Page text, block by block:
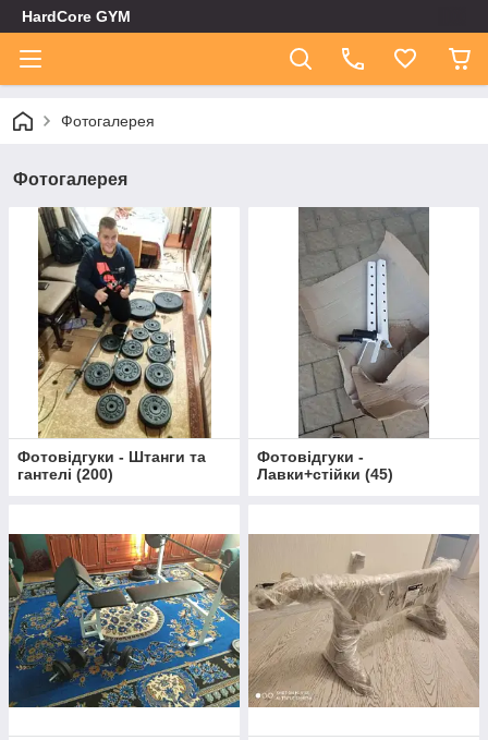
HardCore GYM
Фотогалерея
Фотогалерея
Фотовідгуки - Штанги та
гантелі (200)
Фотовідгуки -
Лавки+стійки (45)